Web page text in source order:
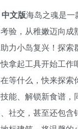
文版海岛之魂是一
验，从稚嫩迈向
力小岛复兴！探
拿起工具开始工
等什么，快来探
能、解锁新食谱
社交，甚至还包